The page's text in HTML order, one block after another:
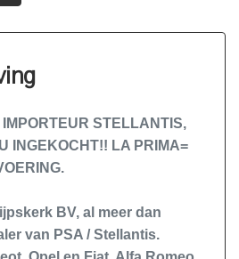
achterklep met
programma
achter
IMPORTEUR STELLANTIS,
INGEKOCHT!! LA PRIMA=
BV, al meer dan
van PSA / Stellantis.